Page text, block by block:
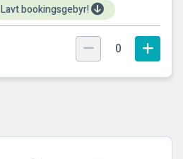
Lavt bookingsgebyr!
0